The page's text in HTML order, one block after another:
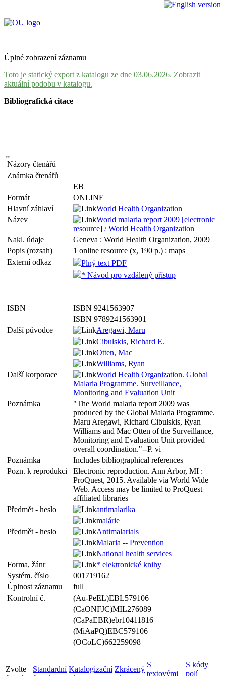
Úplné zobrazení záznamu
Toto je statický export z katalogu ze dne 03.06.2026. Zobrazit
aktuální podobu v katalogu.
Bibliografická citace
Názory čtenářů
Známka čtenářů
EB
Formát
ONLINE
Hlavní záhlaví
World Health Organization
Název
World malaria report 2009 [electronic
resource] / World Health Organization
Nakl. údaje
Geneva : World Health Organization, 2009
Popis (rozsah)
1 online resource (x, 190 p.) : maps
Externí odkaz
Plný text PDF
* Návod pro vzdálený přístup
ISBN
ISBN 9241563907
ISBN 9789241563901
Další původce
Aregawi, Maru
Cibulskis, Richard E.
Otten, Mac
Williams, Ryan
Další korporace
World Health Organization. Global
Malaria Programme. Surveillance,
Monitoring and Evaluation Unit
Poznámka
"The World malaria report 2009 was
produced by the Global Malaria Programme.
Maru Aregawi, Richard Cibulskis, Ryan
Williams and Mac Otten of the Surveillance,
Monitoring and Evaluation Unit provided
overall coordination."--P. vi
Poznámka
Includes bibliographical references
Pozn. k reprodukci
Electronic reproduction. Ann Arbor, MI :
ProQuest, 2015. Available via World Wide
Web. Access may be limited to ProQuest
affiliated libraries
Předmět - heslo
antimalarika
malárie
Předmět - heslo
Antimalarials
Malaria -- Prevention
National health services
Forma, žánr
* elektronické knihy
Systém. číslo
001719162
Úplnost záznamu
full
Kontrolní č.
(Au-PeEL)EBL579106
(CaONFJC)MIL276089
(CaPaEBR)ebr10411816
(MiAaPQ)EBC579106
(OCoLC)662259098
Zvolte
Standardní Katalogizační Zkrácený
S
textovými
S kódy
polí